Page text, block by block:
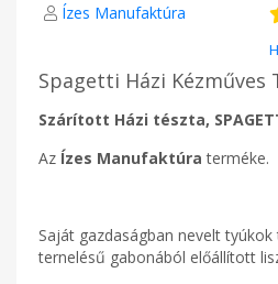
Ízes Manufaktúra
Spagetti Házi Kézműves
Szárított Házi tészta,
Az Ízes Manufaktúra terméke.
Saját gazdaságban nevelt
ternelésű gabonából előállított